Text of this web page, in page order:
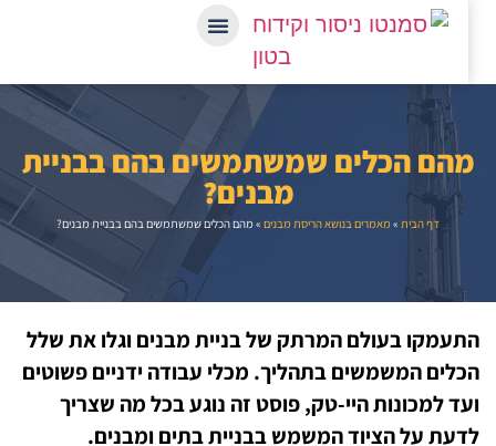
הכלים שמשתמשים בהם בבניית
מבנים?
דף הבית»מאמרים בנושא הריסת מבנים »מהם הכלים שמשתמשים בהם בבניית מבנים?
בעולם המרתק של בניית מבנים וגלו את שלל
המשמשים בתהליך. מכלי עבודה ידניים פשוטים
למכונות היי-טק, פוסט זה נוגע בכל מה שצריך
על הציוד המשמש בבניית בתים ומבנים.